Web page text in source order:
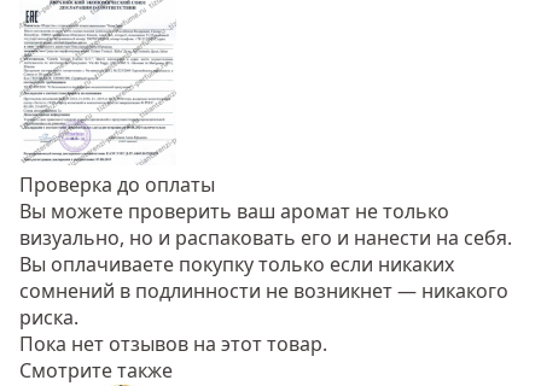
Проверка до оплаты
Вы можете проверить ваш аромат не только
визуально, но и распаковать его и нанести на себя.
Вы оплачиваете покупку только если никаких
сомнений в подлинности не возникнет — никакого
риска.
Пока нет отзывов на этот товар.
Смотрите также